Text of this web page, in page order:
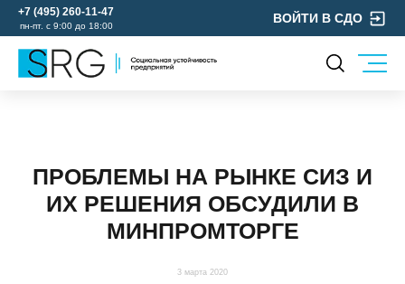
+7 (495) 260-11-47
пн-пт. с 9:00 до 18:00
ВОЙТИ В СДО
Пресс-центр
УЧЕБНЫЙ ЦЕНТР
ЭКОЛОГИЯ
ПРОБЛЕМЫ НА РЫНКЕ СИЗ И
ИХ РЕШЕНИЯ ОБСУДИЛИ В
МИНПРОМТОРГЕ
3 марта 2020